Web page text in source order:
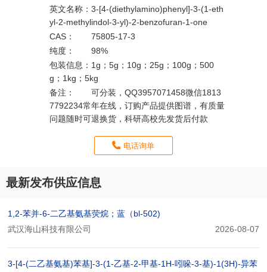
英文名称：3-[4-(diethylamino)phenyl]-3-(1-eth
yl-2-methylindol-3-yl)-2-benzofuran-1-one
CAS：
75805-17-3
纯度：
98%
包装信息： 1g；5g；10g；25g；100g；500
g；1kg；5kg
备注：
可分装，QQ3957071458微信1813
7792234常年在线，订购产品提供图谱，有质量
问题随时可退换货，科研高校先发货后付款
电话询单
最新发布供应信息
1,2-苯并-6-二乙基氨基荧烷；蓝（bl-502)
武汉海山科技有限公司
2026-08-07
3-[4-(二乙基氨基)苯基]-3-(1-乙基-2-甲基-1H-吲哚-3-基)-1(3H)-异苯